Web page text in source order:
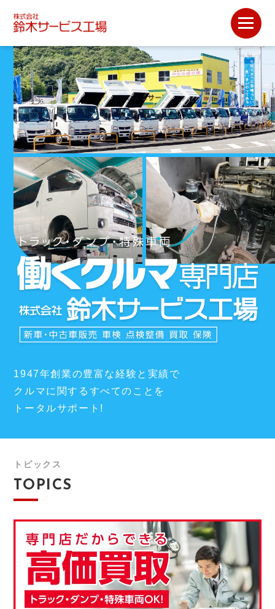
1947年創業の豊富な経験と実績で
クルマに関するすべてのことを
トータルサポート!
トピックス
TOPICS